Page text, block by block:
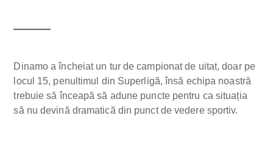
Dinamo a încheiat un tur de campionat de uitat, doar pe
locul 15, penultimul din Superligă, însă echipa noastră
trebuie să înceapă să adune puncte pentru ca situația
să nu devină dramatică din punct de vedere sportiv.